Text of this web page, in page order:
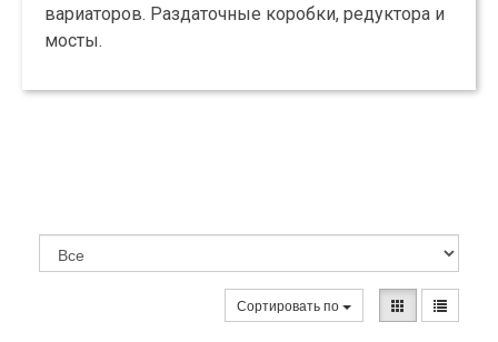
вариаторов. Раздаточные коробки, редуктора и
мосты.
Сортировать по